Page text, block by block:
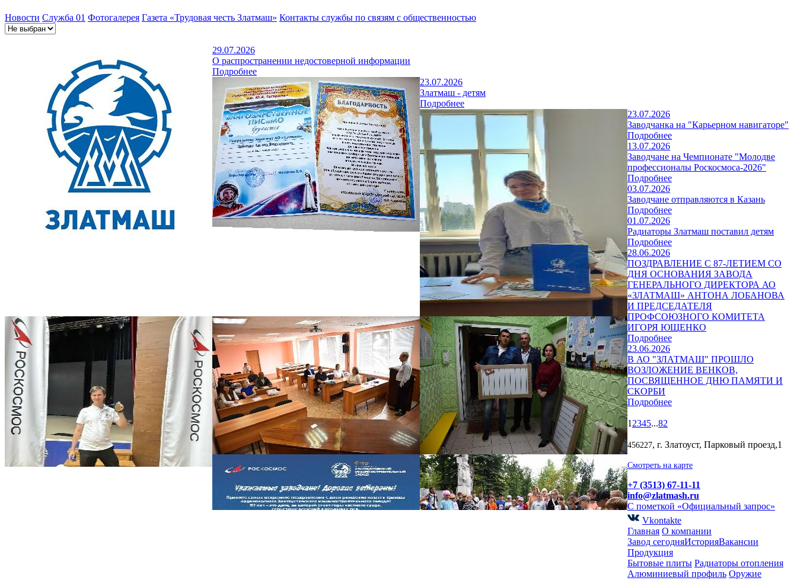
Новости Служба 01 Фотогалерея Газета «Трудовая честь Златмаш» Контакты службы по связям с общественностью
29.07.2026
О распространении недостоверной информации
Подробнее
23.07.2026
Златмаш - детям
Подробнее
23.07.2026
Заводчанка на "Карьерном навигаторе"
Подробнее
13.07.2026
Заводчане на Чемпионате "Молодве
профессионалы Роскосмоса-2026"
Подробнее
03.07.2026
Заводчане отправляются в Казань
Подробнее
01.07.2026
Радиаторы Златмаш поставил детям
Подробнее
28.06.2026
ПОЗДРАВЛЕНИЕ С 87-ЛЕТИЕМ СО
ДНЯ ОСНОВАНИЯ ЗАВОДА
ГЕНЕРАЛЬНОГО ДИРЕКТОРА АО
«ЗЛАТМАШ» АНТОНА ЛОБАНОВА
И ПРЕДСЕДАТЕЛЯ
ПРОФСОЮЗНОГО КОМИТЕТА
ИГОРЯ ЮЩЕНКО
Подробнее
23.06.2026
В АО "ЗЛАТМАШ" ПРОШЛО
ВОЗЛОЖЕНИЕ ВЕНКОВ,
ПОСВЯЩЕННОЕ ДНЮ ПАМЯТИ И
СКОРБИ
Подробнее
1 2345...82
456227, г. Златоуст, Парковый проезд,1
Смотреть на карте
+7 (3513) 67-11-11
info@zlatmash.ru
С пометкой «Официальный запрос»
Vkontakte
Главная О компании
Завод сегодняИсторияВакансии
Продукция
Бытовые плиты Радиаторы отопления
Алюминиевый профиль Оружие